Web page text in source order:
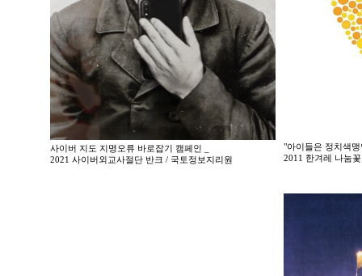
사이버 지도 지명오류 바로잡기 캠페인 _
2021 사이버외교사절단 반크 / 국토정보지리원
"아이들은 정치색
2011 한겨레 나눔